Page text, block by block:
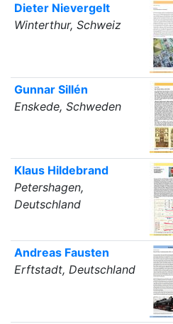
Dieter Nievergelt
Winterthur, Schweiz
Gunnar Sillén
Enskede, Schweden
Klaus Hildebrand
Petershagen,
Deutschland
Andreas Fausten
Erftstadt, Deutschland